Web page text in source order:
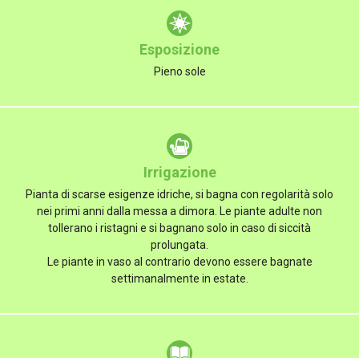
Esposizione
Pieno sole
Irrigazione
Pianta di scarse esigenze idriche, si bagna con regolarità solo
nei primi anni dalla messa a dimora. Le piante adulte non
tollerano i ristagni e si bagnano solo in caso di siccità
prolungata.
Le piante in vaso al contrario devono essere bagnate
settimanalmente in estate.